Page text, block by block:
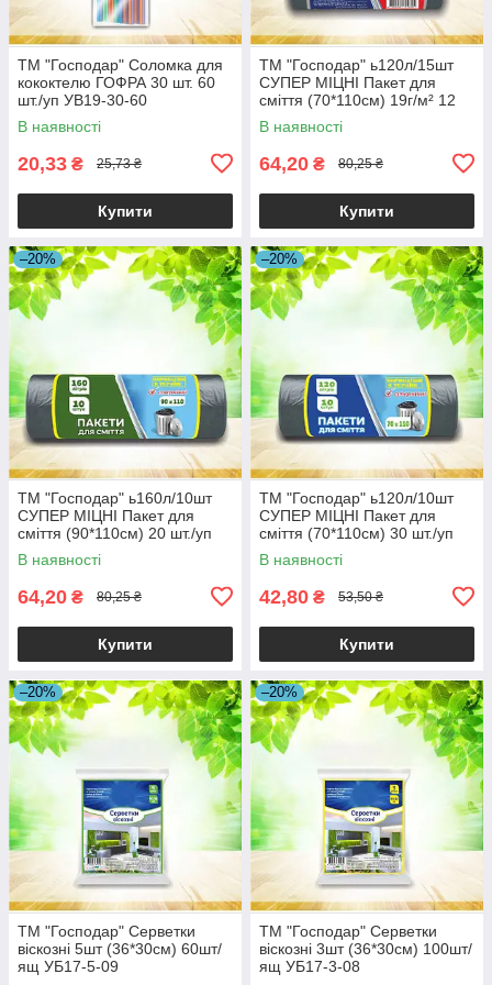
ТМ "Господар" Соломка для
кококтелю ГОФРА 30 шт. 60
шт./уп УВ19-30-60
В наявності
20,33 ₴ 25,73 ₴
Купити
ТМ "Господар" ь120л/15шт
СУПЕР МІЦНІ Пакет для
сміття (70*110см) 19г/м² 12
шт./
В наявності
64,20 ₴ 80,25 ₴
Купити
–20%
ТМ "Господар" ь160л/10шт
СУПЕР МІЦНІ Пакет для
сміття (90*110см) 20 шт./уп
УБ17
В наявності
64,20 ₴ 80,25 ₴
Купити
–20%
ТМ "Господар" ь120л/10шт
СУПЕР МІЦНІ Пакет для
сміття (70*110см) 30 шт./уп
УБ17
В наявності
42,80 ₴ 53,50 ₴
Купити
–20%
ТМ "Господар" Серветки
віскозні 5шт (36*30см) 60шт/
ящ УБ17-5-09
–20%
ТМ "Господар" Серветки
віскозні 3шт (36*30см) 100шт/
ящ УБ17-3-08